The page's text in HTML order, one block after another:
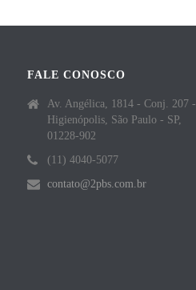
FALE CONOSCO
Av. Angélica, 1814 - Conj. 207 -
Higienópolis, São Paulo - SP,
01228-902
(11) 4040-5077
contato@2pbs.com.br